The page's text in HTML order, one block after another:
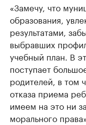
«Замечу, что
образования,
результатами,
выбравших
учебный план. В
поступает
родителей, в том
отказа приема
имеем на это ни
морального